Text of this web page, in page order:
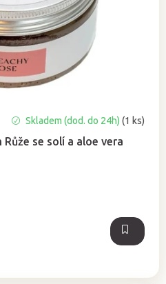
se solí a aloe vera
Skladem (dod. do 24h) (1 ks)